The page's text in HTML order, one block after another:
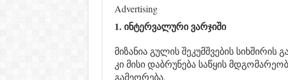
Advertising
1. ინტერვალური ვარჯიში
მიზანია გულის შეკუმშვების
კი მისი დაბრუნება საწყის
გამეორება.